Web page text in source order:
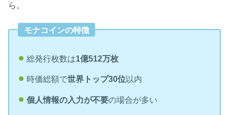
ら。
モナコインの特徴
総発行枚数は1億512万枚
時価総額で世界トップ30位以内
個人情報の入力が不要の場合が多い